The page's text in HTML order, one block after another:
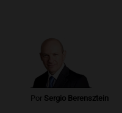
Por Sergio Berensztein